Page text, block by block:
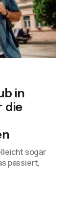
in
die
sogar
passiert,